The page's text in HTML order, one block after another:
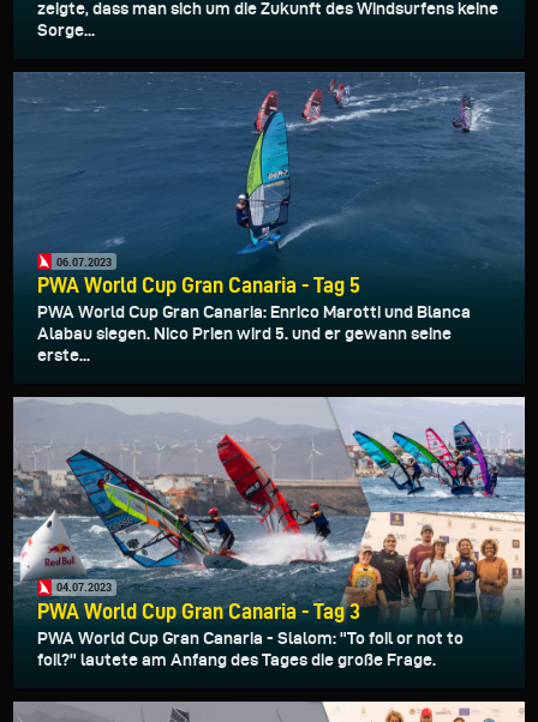
zeigte, dass man sich um die Zukunft des Windsurfens keine
Sorge...
06.07.2023
PWA World Cup Gran Canaria - Tag 5
PWA World Cup Gran Canaria: Enrico Marotti und Blanca
Alabau siegen. Nico Prien wird 5. und er gewann seine
erste...
04.07.2023
PWA World Cup Gran Canaria - Tag 3
PWA World Cup Gran Canaria - Slalom: "To foil or not to
foil?" lautete am Anfang des Tages die große Frage.